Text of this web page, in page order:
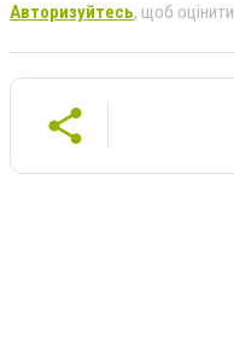
Авторизуйтесь, щоб оцінити